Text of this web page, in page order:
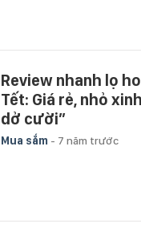
Review nhanh lọ
Tết: Giá rẻ, nhỏ
dở cười”
Mua sắm - 7 năm trước